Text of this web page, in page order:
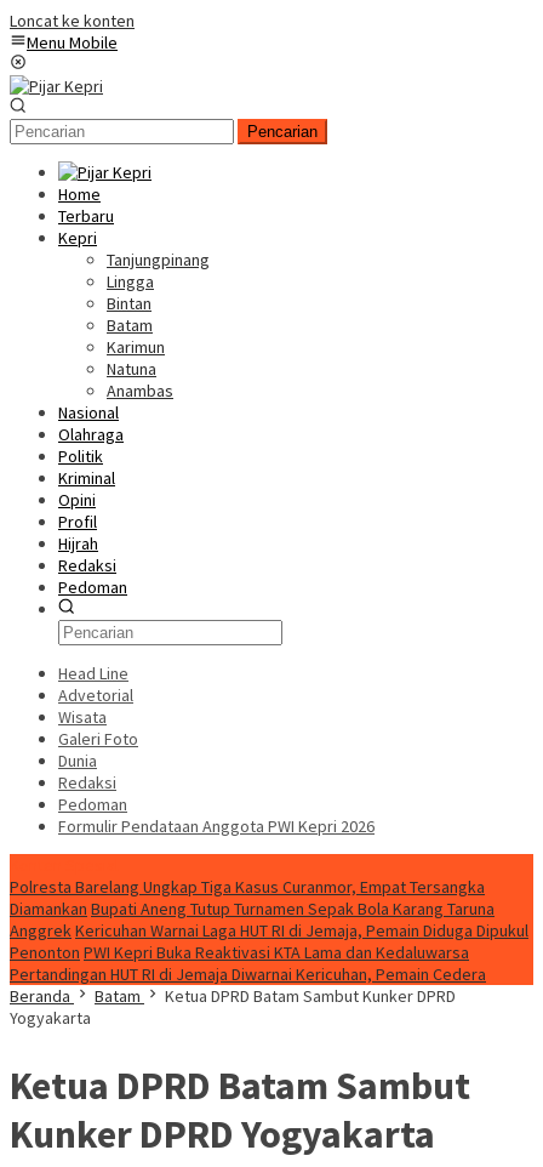
Loncat ke konten
Menu Mobile
Pencarian
Home
Terbaru
Kepri
Tanjungpinang
Lingga
Bintan
Batam
Karimun
Natuna
Anambas
Nasional
Olahraga
Politik
Kriminal
Opini
Profil
Hijrah
Redaksi
Pedoman
Head Line
Advetorial
Wisata
Galeri Foto
Dunia
Redaksi
Pedoman
Formulir Pendataan Anggota PWI Kepri 2026
Polresta Barelang Ungkap Tiga Kasus Curanmor, Empat Tersangka
Diamankan Bupati Aneng Tutup Turnamen Sepak Bola Karang Taruna
AnggrekKericuhan Warnai Laga HUT RI di Jemaja, Pemain Diduga Dipukul
Penonton PWI Kepri Buka Reaktivasi KTA Lama dan Kedaluwarsa
Pertandingan HUT RI di Jemaja Diwarnai Kericuhan, Pemain Cedera
Beranda
Batam
Ketua DPRD Batam Sambut Kunker DPRD
Yogyakarta
Ketua DPRD Batam Sambut
Kunker DPRD Yogyakarta